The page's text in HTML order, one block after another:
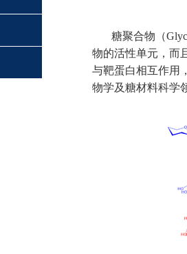
糖聚合物（
物的活性单元，而
与靶蛋白相互作用
物学及糖材料科学